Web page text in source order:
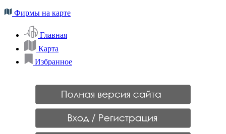
Фирмы на карте
Главная
Карта
Избранное